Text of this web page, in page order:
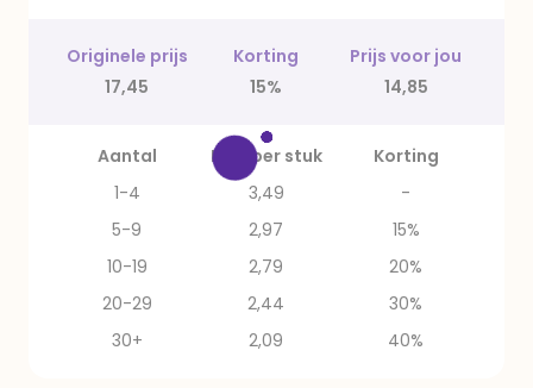
Originele prijs Korting
Prijs voor jou
17,45
15% 14,85
Aantal Prijs per stuk
Korting
1-4
3,49
-
5-9
2,97
15%
10-19
2,79
20%
20-29
2,44
30%
30+
2,09 40%